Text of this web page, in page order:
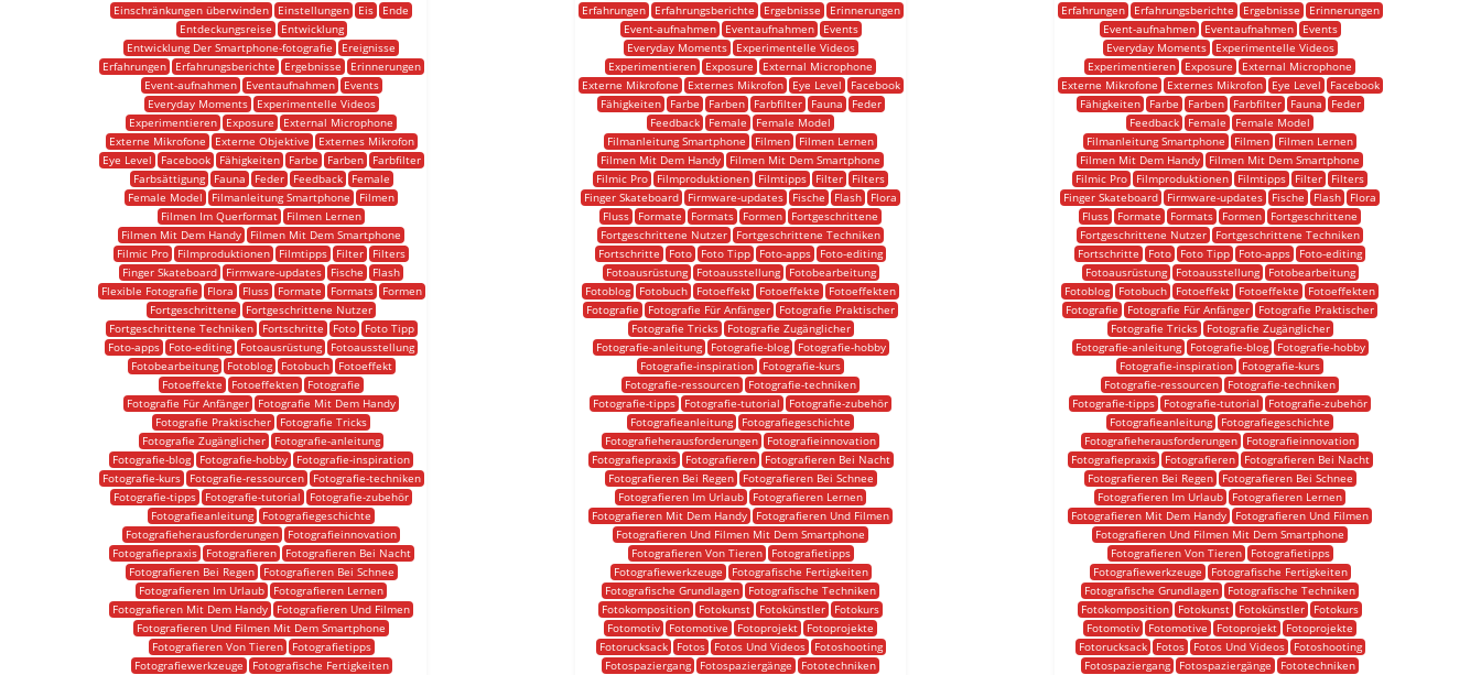
Einschränkungen überwinden
Einstellungen Eis
Ende
Entdeckungsreise
Entwicklung
Entwicklung Der Smartphone-fotografie
Ereignisse
Erfahrungen
Erfahrungsberichte Ergebnisse
Erinnerungen
Event-aufnahmen
Eventaufnahmen
Events
Everyday Moments
Experimentelle Videos
Experimentieren
Exposure
External Microphone
Externe Mikrofone
Externe Objektive
Externes Mikrofon
Eye Level
Facebook Fähigkeiten Farbe Farben
Farbfilter
Farbsättigung
Fauna Feder Feedback
Female
Female Model
Filmanleitung Smartphone
Filmen
Filmen Im Querformat
Filmen Lernen
Filmen Mit Dem Handy
Filmen Mit Dem Smartphone
Filmic Pro
Filmproduktionen Filmtipps Filter
Filters
Finger Skateboard
Firmware-updates Fische
Flash
Flexible Fotografie
Flora Fluss Formate Formats
Formen
Fortgeschrittene
Fortgeschrittene Nutzer
Fortgeschrittene Techniken
Fortschritte Foto
Foto Tipp
Foto-apps
Foto-editing Fotoausrüstung
Fotoausstellung
Fotobearbeitung
Fotoblog Fotobuch
Fotoeffekt
Fotoeffekte
Fotoeffekten
Fotografie
Fotografie Für Anfänger
Fotografie Mit Dem Handy
Fotografie Praktischer
Fotografie Tricks
Fotografie Zugänglicher
Fotografie-anleitung
Fotografie-blog
Fotografie-hobby
Fotografie-inspiration
Fotografie-kurs
Fotografie-ressourcen
Fotografie-techniken
Fotografie-tipps
Fotografie-tutorial
Fotografie-zubehör
Fotografieanleitung
Fotografiegeschichte
Fotografieherausforderungen
Fotografieinnovation
Fotografiepraxis
Fotografieren
Fotografieren Bei Nacht
Fotografieren Bei Regen
Fotografieren Bei Schnee
Fotografieren Im Urlaub
Fotografieren Lernen
Fotografieren Mit Dem Handy
Fotografieren Und Filmen
Fotografieren Und Filmen Mit Dem Smartphone
Fotografieren Von Tieren
Fotografietipps
Fotografiewerkzeuge
Fotografische Fertigkeiten
Erfahrungen
Erfahrungsberichte Ergebnisse
Erinnerungen
Event-aufnahmen
Eventaufnahmen
Events
Everyday Moments
Experimentelle Videos
Experimentieren
Exposure
External Microphone
Externe Mikrofone
Externes Mikrofon Eye Level
Facebook
Fähigkeiten
Farbe Farben Farbfilter Fauna
Feder
Feedback
Female
Female Model
Filmanleitung Smartphone
Filmen
Filmen Lernen
Filmen Mit Dem Handy
Filmen Mit Dem Smartphone
Filmic Pro
Filmproduktionen Filmtipps Filter
Filters
Finger Skateboard
Firmware-updates Fische Flash
Flora
Fluss
Formate Formats Formen
Fortgeschrittene
Fortgeschrittene Nutzer
Fortgeschrittene Techniken
Fortschritte
Foto Foto Tipp Foto-apps
Foto-editing
Fotoausrüstung
Fotoausstellung
Fotobearbeitung
Fotoblog
Fotobuch Fotoeffekt Fotoeffekte
Fotoeffekten
Fotografie
Fotografie Für Anfänger
Fotografie Praktischer
Fotografie Tricks
Fotografie Zugänglicher
Fotografie-anleitung
Fotografie-blog
Fotografie-hobby
Fotografie-inspiration
Fotografie-kurs
Fotografie-ressourcen
Fotografie-techniken
Fotografie-tipps
Fotografie-tutorial
Fotografie-zubehör
Fotografieanleitung
Fotografiegeschichte
Fotografieherausforderungen
Fotografieinnovation
Fotografiepraxis
Fotografieren
Fotografieren Bei Nacht
Fotografieren Bei Regen
Fotografieren Bei Schnee
Fotografieren Im Urlaub
Fotografieren Lernen
Fotografieren Mit Dem Handy
Fotografieren Und Filmen
Fotografieren Und Filmen Mit Dem Smartphone
Fotografieren Von Tieren
Fotografietipps
Fotografiewerkzeuge
Fotografische Fertigkeiten
Fotografische Grundlagen
Fotografische Techniken
Fotokomposition
Fotokunst Fotokünstler
Fotokurs
Fotomotiv
Fotomotive Fotoprojekt
Fotoprojekte
Fotorucksack
Fotos Fotos Und Videos
Fotoshooting
Fotospaziergang
Fotospaziergänge
Fototechniken
Erfahrungen
Erfahrungsberichte Ergebnisse
Erinnerungen
Event-aufnahmen
Eventaufnahmen
Events
Everyday Moments
Experimentelle Videos
Experimentieren
Exposure
External Microphone
Externe Mikrofone
Externes Mikrofon Eye Level
Facebook
Fähigkeiten
Farbe Farben Farbfilter Fauna
Feder
Feedback
Female
Female Model
Filmanleitung Smartphone
Filmen
Filmen Lernen
Filmen Mit Dem Handy
Filmen Mit Dem Smartphone
Filmic Pro
Filmproduktionen Filmtipps Filter
Filters
Finger Skateboard
Firmware-updates Fische Flash
Flora
Fluss
Formate Formats Formen
Fortgeschrittene
Fortgeschrittene Nutzer
Fortgeschrittene Techniken
Fortschritte
Foto Foto Tipp Foto-apps
Foto-editing
Fotoausrüstung
Fotoausstellung
Fotobearbeitung
Fotoblog
Fotobuch Fotoeffekt Fotoeffekte
Fotoeffekten
Fotografie
Fotografie Für Anfänger
Fotografie Praktischer
Fotografie Tricks
Fotografie Zugänglicher
Fotografie-anleitung
Fotografie-blog
Fotografie-hobby
Fotografie-inspiration
Fotografie-kurs
Fotografie-ressourcen
Fotografie-techniken
Fotografie-tipps
Fotografie-tutorial
Fotografie-zubehör
Fotografieanleitung
Fotografiegeschichte
Fotografieherausforderungen
Fotografieinnovation
Fotografiepraxis
Fotografieren
Fotografieren Bei Nacht
Fotografieren Bei Regen
Fotografieren Bei Schnee
Fotografieren Im Urlaub
Fotografieren Lernen
Fotografieren Mit Dem Handy
Fotografieren Und Filmen
Fotografieren Und Filmen Mit Dem Smartphone
Fotografieren Von Tieren
Fotografietipps
Fotografiewerkzeuge
Fotografische Fertigkeiten
Fotografische Grundlagen
Fotografische Techniken
Fotokomposition
Fotokunst Fotokünstler
Fotokurs
Fotomotiv
Fotomotive Fotoprojekt
Fotoprojekte
Fotorucksack
Fotos Fotos Und Videos
Fotoshooting
Fotospaziergang
Fotospaziergänge
Fototechniken